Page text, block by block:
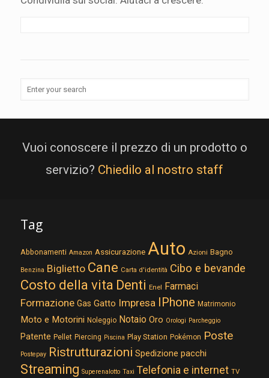
Vuoi conoscere il prezzo di un prodotto o
servizio? Chiedilo al nostro staff
Tag
Abbonamenti Amazon Assicurazione Auto Azioni Bagno
Benzina Biglietto Cane Carta d'identità Cibo e bevande
Costo della vita Denti Enel Farmaci
Formazione Gas Gatto Impresa IPhone Matrimonio
Moto e Motorini Noleggio Notaio Oro Orologi Parcheggio
Patente Pellet Piercing Piscina Play Station Pokémon Poste
Postepay Ristrutturazioni Spedizione pacchi
Streaming Superenalotto Taxi Telefonia e internet TV